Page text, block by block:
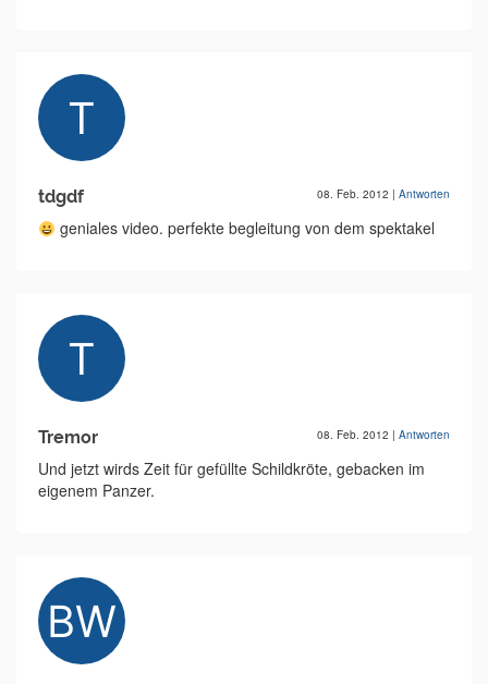
tdgdf 08. Feb. 2012 | Antworten
geniales video. perfekte begleitung von dem spektakel
Tremor 08. Feb. 2012 | Antworten
Und jetzt wirds Zeit für gefüllte Schildkröte, gebacken im
eigenem Panzer.